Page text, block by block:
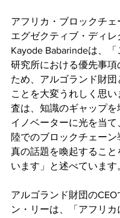
アフリカ・ブロックチ
エグゼクティブ・ディレ
Kayode Babarindeは、
研究所における優先事項
ため、アルゴランド財団
ことを大変うれしく思い
査は、知識のギャップを
イノベーターに光を当て
陸でのブロックチェーン
真の話題を喚起すること
います」と述べています
アルゴランド財団の
ン・リーは、「アフリカ